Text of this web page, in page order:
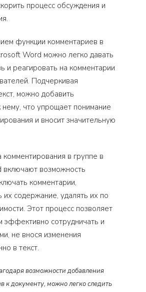
процесс обсуждения и
функции комментариев в
Word можно легко давать
и реагировать на комментарии
Подчеркивая
можно добавить
нему, что упрощает понимание
и вносит значительную
в группе в
включают возможность
комментарии,
их содержание, удалять их по
Этот процесс позволяет
эффективно сотрудничать и
не внося изменения
в текст.
возможности добавления
к документу, можно легко следить